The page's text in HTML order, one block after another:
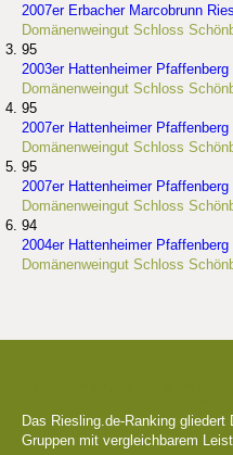
2007er Erbacher Marcobrunn
Domänenweingut Schloss
95
2003er Hattenheimer
Domänenweingut Schloss
95
2007er Hattenheimer
Domänenweingut Schloss
95
2007er Hattenheimer
Domänenweingut Schloss
94
2004er Hattenheimer
Domänenweingut Schloss
Das Riesling.de-Ranking gliedert
Gruppen mit vergleichbarem